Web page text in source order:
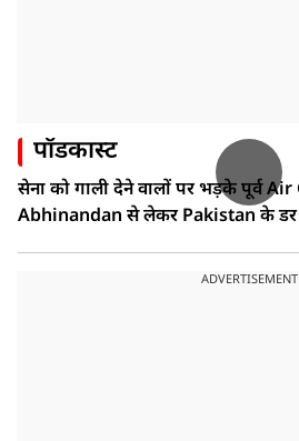
पॉडकास्ट
सेना को गाली देने वालों पर भड़के पूर्व
Abhinandan से लेकर Pakistan के डर
ADVERTISEMENT